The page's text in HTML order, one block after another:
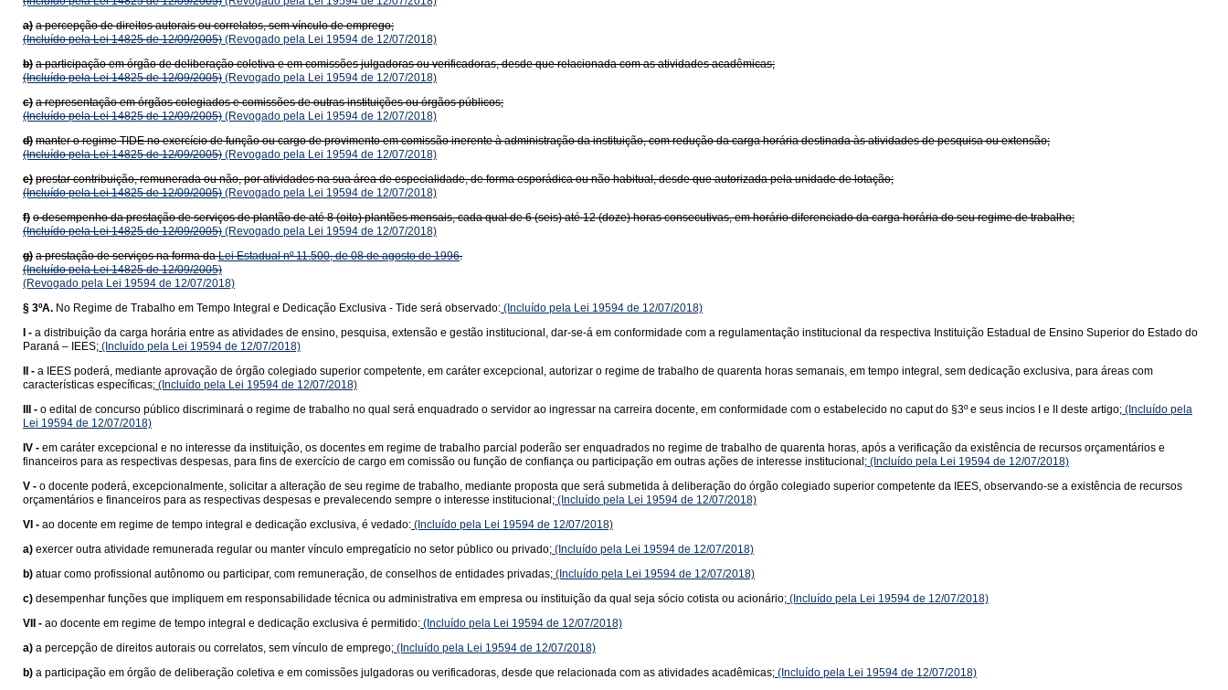
a) a percepção de direitos autorais ou correlatos, sem vínculo de emprego;
(Incluído pela Lei 14825 de 12/09/2005) (Revogado pela Lei 19594 de 12/07/2018)
b) a participação em órgão de deliberação coletiva e em comissões julgadoras ou verificadoras, desde que relacionada com as atividades acadêmicas;
(Incluído pela Lei 14825 de 12/09/2005) (Revogado pela Lei 19594 de 12/07/2018)
c) a representação em órgãos colegiados e comissões de outras instituições ou órgãos públicos;
(Incluído pela Lei 14825 de 12/09/2005) (Revogado pela Lei 19594 de 12/07/2018)
d) manter o regime TIDE no exercício de função ou cargo de provimento em comissão inerente à administração da instituição, com redução da carga horária destinada às atividades de pesquisa ou extensão;
(Incluído pela Lei 14825 de 12/09/2005) (Revogado pela Lei 19594 de 12/07/2018)
e) prestar contribuição, remunerada ou não, por atividades na sua área de especialidade, de forma esporádica ou não habitual, desde que autorizada pela unidade de lotação;
(Incluído pela Lei 14825 de 12/09/2005) (Revogado pela Lei 19594 de 12/07/2018)
f) o desempenho da prestação de serviços de plantão de até 8 (oito) plantões mensais, cada qual de 6 (seis) até 12 (doze) horas consecutivas, em horário diferenciado da carga horária do seu regime de trabalho;
(Incluído pela Lei 14825 de 12/09/2005) (Revogado pela Lei 19594 de 12/07/2018)
g) a prestação de serviços na forma daLei Estadual nº 11.500, de 08 de agosto de 1996.
(Incluído pela Lei 14825 de 12/09/2005)
(Revogado pela Lei 19594 de 12/07/2018)
§ 3ºA. No Regime de Trabalho em Tempo Integral e Dedicação Exclusiva - Tide será observado: (Incluído pela Lei 19594 de 12/07/2018)
I - a distribuição da carga horária entre as atividades de ensino, pesquisa, extensão e gestão institucional, dar-se-á em conformidade com a regulamentação institucional da respectiva Instituição Estadual de Ensino Superior do Estado do
Paraná – IEES; (Incluído pela Lei 19594 de 12/07/2018)
II - a IEES poderá, mediante aprovação de órgão colegiado superior competente, em caráter excepcional, autorizar o regime de trabalho de quarenta horas semanais, em tempo integral, sem dedicação exclusiva, para áreas com
características específicas; (Incluído pela Lei 19594 de 12/07/2018)
III - o edital de concurso público discriminará o regime de trabalho no qual será enquadrado o servidor ao ingressar na carreira docente, em conformidade com o estabelecido no caput do §3º e seus incios I e II deste artigo; (Incluído pela
Lei 19594 de 12/07/2018)
IV - em caráter excepcional e no interesse da instituição, os docentes em regime de trabalho parcial poderão ser enquadrados no regime de trabalho de quarenta horas, após a verificação da existência de recursos orçamentários e
financeiros para as respectivas despesas, para fins de exercício de cargo em comissão ou função de confiança ou participação em outras ações de interesse institucional; (Incluído pela Lei 19594 de 12/07/2018)
V - o docente poderá, excepcionalmente, solicitar a alteração de seu regime de trabalho, mediante proposta que será submetida à deliberação do órgão colegiado superior competente da IEES, observando-se a existência de recursos
orçamentários e financeiros para as respectivas despesas e prevalecendo sempre o interesse institucional; (Incluído pela Lei 19594 de 12/07/2018)
VI - ao docente em regime de tempo integral e dedicação exclusiva, é vedado: (Incluído pela Lei 19594 de 12/07/2018)
a) exercer outra atividade remunerada regular ou manter vínculo empregatício no setor público ou privado; (Incluído pela Lei 19594 de 12/07/2018)
b) atuar como profissional autônomo ou participar, com remuneração, de conselhos de entidades privadas; (Incluído pela Lei 19594 de 12/07/2018)
c) desempenhar funções que impliquem em responsabilidade técnica ou administrativa em empresa ou instituição da qual seja sócio cotista ou acionário; (Incluído pela Lei 19594 de 12/07/2018)
VII - ao docente em regime de tempo integral e dedicação exclusiva é permitido: (Incluído pela Lei 19594 de 12/07/2018)
a) a percepção de direitos autorais ou correlatos, sem vínculo de emprego; (Incluído pela Lei 19594 de 12/07/2018)
b) a participação em órgão de deliberação coletiva e em comissões julgadoras ou verificadoras, desde que relacionada com as atividades acadêmicas; (Incluído pela Lei 19594 de 12/07/2018)